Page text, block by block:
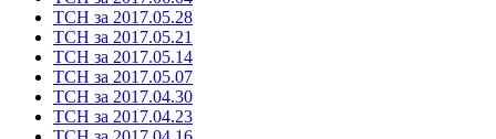
ТСН за 2017.05.28
ТСН за 2017.05.21
ТСН за 2017.05.14
ТСН за 2017.05.07
ТСН за 2017.04.30
ТСН за 2017.04.23